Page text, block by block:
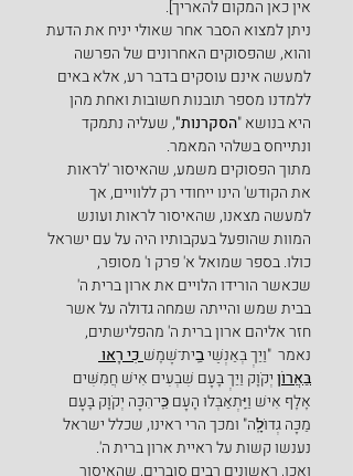
אין כאן המקום להאריך].
ניתן למצוא הסבר אחר שאולי יניח את הדעת
והוא, שהפסוקים האחרונים של הפרשה
למעשה אינם עוסקים בדבר רע, אלא באים
ללמדנו מספר תובנות חשובות ואחת מהן
היא בנושא "הסקרנות", שעליה נתמקד
ונתייחס בשלהי המאמר.
מתוך הפסוקים משמע, שהאיסור 'לראות
את הקודש' הינו ייחודי רק ללוויים, אך
למעשה מצאנו, שהאיסור לראות ועונש
המוות שהופעל בעקבותיו היה על עם ישראל
כולו. בספר שמואל א' פרק ו' מסופר,
שכאשר הורידו הלויים את ארון ברית ה'
בבית שמש והייתה שמחה גדולה על אשר
חזר אליהם ארון ברית ה' מהפלישתים,
נאמר  "וַיַּךְ בְּאַנְשֵׁי בֵֽית־שֶׁמֶשׁ כִּי רָאוּ
בַּאֲרוֹן יְקֹוָק וַיַּךְ בָּעָם שִׁבְעִים אִישׁ חֲמִשִּׁים
אֶלֶף אִישׁ וַיִּֽתְאַבְּלוּ הָעָם כִּֽי־הִכָּה יְקֹוָק בָּעָם
מַכָּה גְדוֹלָֽה" ומכך הרי ראינו, שכלל ישראל
נענשו קשות על ראיית ארון ברית ה'.
ואכן, ראשונים רבים סוברים, שהאיסור